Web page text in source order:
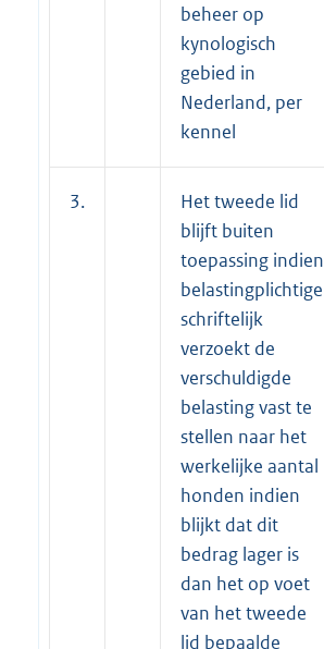
beheer op
kynologisch
gebied in
Nederland, per
kennel
3.
Het tweede lid
blijft buiten
toepassing indien
belastingplichtige
schriftelijk
verzoekt de
verschuldigde
belasting vast te
stellen naar het
werkelijke aantal
honden indien
blijkt dat dit
bedrag lager is
dan het op voet
van het tweede
lid bepaalde